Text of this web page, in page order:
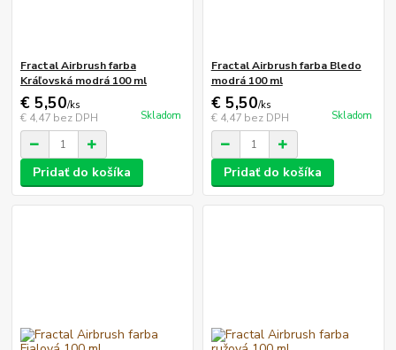
Fractal Airbrush farba
Kráľovská modrá 100 ml
€ 5,50/ks
€ 4,47 bez DPH Skladom
Pridať do košíka
Fractal Airbrush farba Bledo
modrá 100 ml
€ 5,50/ks
€ 4,47 bez DPH Skladom
Pridať do košíka